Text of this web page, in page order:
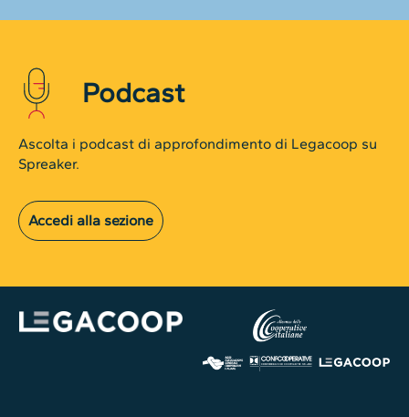
Podcast
Ascolta i podcast di approfondimento di Legacoop su
Spreaker.
Accedi alla sezione